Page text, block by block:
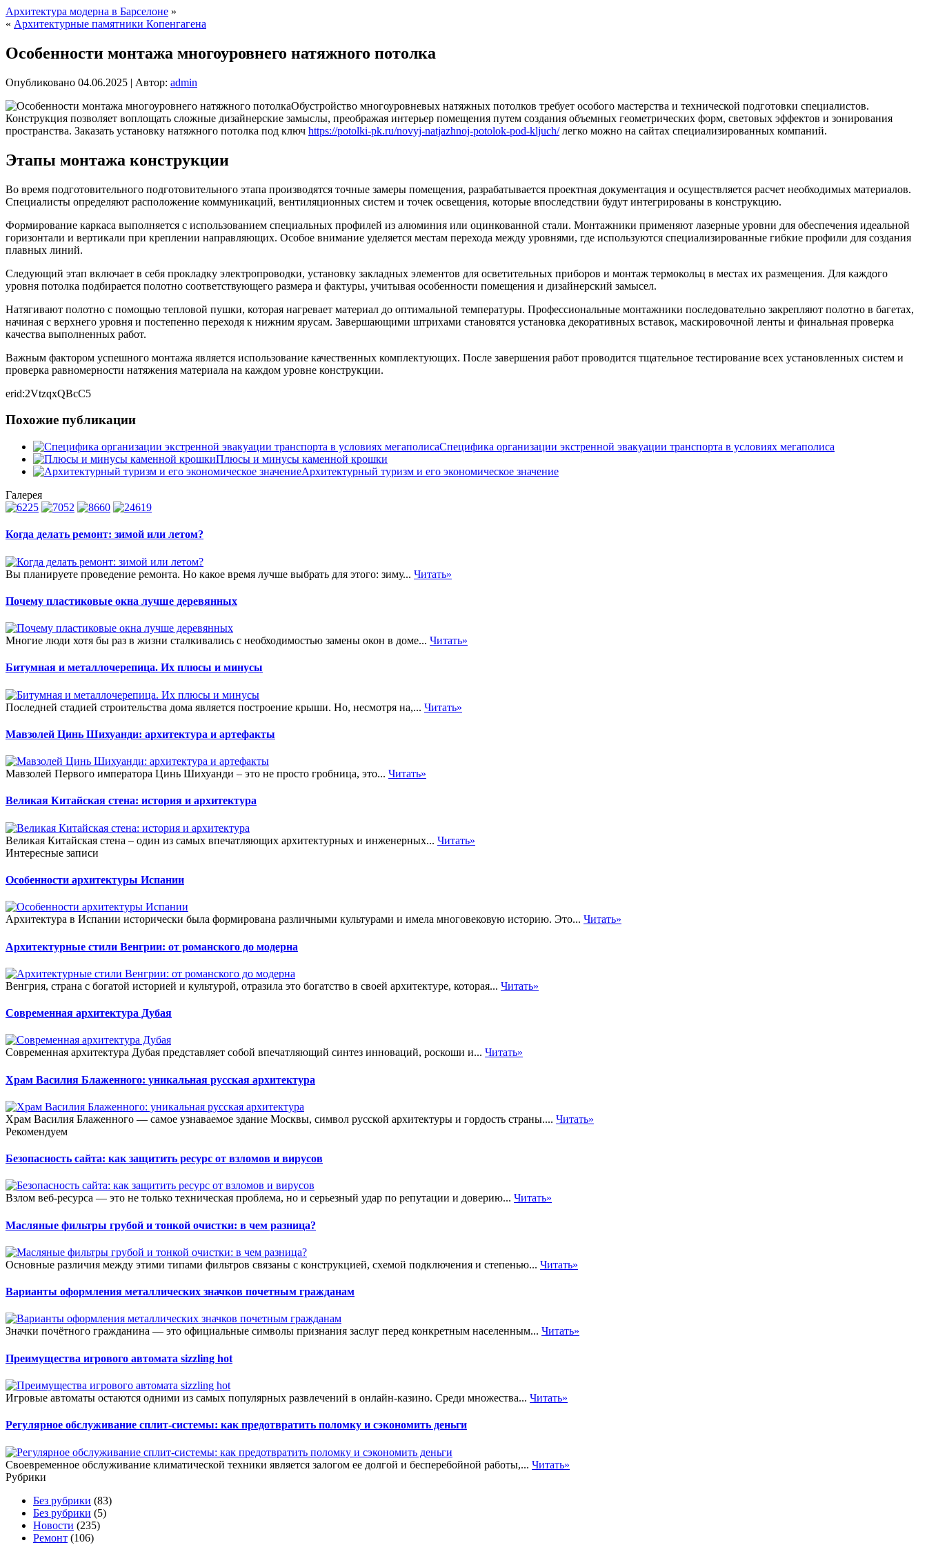
Архитектура модерна в Барселоне »
« Архитектурные памятники Копенгагена
Особенности монтажа многоуровнего натяжного потолка
Опубликовано 04.06.2025 | Автор: admin
Обустройство многоуровневых натяжных потолков требует особого мастерства и технической подготовки специалистов.
Конструкция позволяет воплощать сложные дизайнерские замыслы, преображая интерьер помещения путем создания объемных геометрических форм, световых эффектов и зонирования
пространства. Заказать установку натяжного потолка под ключ https://potolki-pk.ru/novyj-natjazhnoj-potolok-pod-kljuch/легко можно на сайтах специализированных компаний.
Этапы монтажа конструкции
Во время подготовительного подготовительного этапа производятся точные замеры помещения, разрабатывается проектная документация и осуществляется расчет необходимых материалов.
Специалисты определяют расположение коммуникаций, вентиляционных систем и точек освещения, которые впоследствии будут интегрированы в конструкцию.
Формирование каркаса выполняется с использованием специальных профилей из алюминия или оцинкованной стали. Монтажники применяют лазерные уровни для обеспечения идеальной
горизонтали и вертикали при креплении направляющих. Особое внимание уделяется местам перехода между уровнями, где используются специализированные гибкие профили для создания
плавных линий.
Следующий этап включает в себя прокладку электропроводки, установку закладных элементов для осветительных приборов и монтаж термокольц в местах их размещения. Для каждого
уровня потолка подбирается полотно соответствующего размера и фактуры, учитывая особенности помещения и дизайнерский замысел.
Натягивают полотно с помощью тепловой пушки, которая нагревает материал до оптимальной температуры. Профессиональные монтажники последовательно закрепляют полотно в багетах,
начиная с верхнего уровня и постепенно переходя к нижним ярусам. Завершающими штрихами становятся установка декоративных вставок, маскировочной ленты и финальная проверка
качества выполненных работ.
Важным фактором успешного монтажа является использование качественных комплектующих. После завершения работ проводится тщательное тестирование всех установленных систем и
проверка равномерности натяжения материала на каждом уровне конструкции.
erid:2VtzqxQBcC5
Похожие публикации
Специфика организации экстренной эвакуации транспорта в условиях мегаполиса
Плюсы и минусы каменной крошки
Архитектурный туризм и его экономическое значение
Галерея
Когда делать ремонт: зимой или летом?
Вы планируете проведение ремонта. Но какое время лучше выбрать для этого: зиму... Читать»
Почему пластиковые окна лучше деревянных
Многие люди хотя бы раз в жизни сталкивались с необходимостью замены окон в доме... Читать»
Битумная и металлочерепица. Их плюсы и минусы
Последней стадией строительства дома является построение крыши. Но, несмотря на,... Читать»
Мавзолей Цинь Шихуанди: архитектура и артефакты
Мавзолей Первого императора Цинь Шихуанди – это не просто гробница, это... Читать»
Великая Китайская стена: история и архитектура
Великая Китайская стена – один из самых впечатляющих архитектурных и инженерных... Читать»
Интересные записи
Особенности архитектуры Испании
Архитектура в Испании исторически была формирована различными культурами и имела многовековую историю. Это... Читать»
Архитектурные стили Венгрии: от романского до модерна
Венгрия, страна с богатой историей и культурой, отразила это богатство в своей архитектуре, которая... Читать»
Современная архитектура Дубая
Современная архитектура Дубая представляет собой впечатляющий синтез инноваций, роскоши и... Читать»
Храм Василия Блаженного: уникальная русская архитектура
Храм Василия Блаженного — самое узнаваемое здание Москвы, символ русской архитектуры и гордость страны.... Читать»
Рекомендуем
Безопасность сайта: как защитить ресурс от взломов и вирусов
Взлом веб-ресурса — это не только техническая проблема, но и серьезный удар по репутации и доверию... Читать»
Масляные фильтры грубой и тонкой очистки: в чем разница?
Основные различия между этими типами фильтров связаны с конструкцией, схемой подключения и степенью... Читать»
Варианты оформления металлических значков почетным гражданам
Значки почётного гражданина — это официальные символы признания заслуг перед конкретным населенным... Читать»
Преимущества игрового автомата sizzling hot
Игровые автоматы остаются одними из самых популярных развлечений в онлайн-казино. Среди множества... Читать»
Регулярное обслуживание сплит-системы: как предотвратить поломку и сэкономить деньги
Своевременное обслуживание климатической техники является залогом ее долгой и бесперебойной работы,... Читать»
Рубрики
Без рубрики (83)
Без рубрики (5)
Новости (235)
Ремонт (106)